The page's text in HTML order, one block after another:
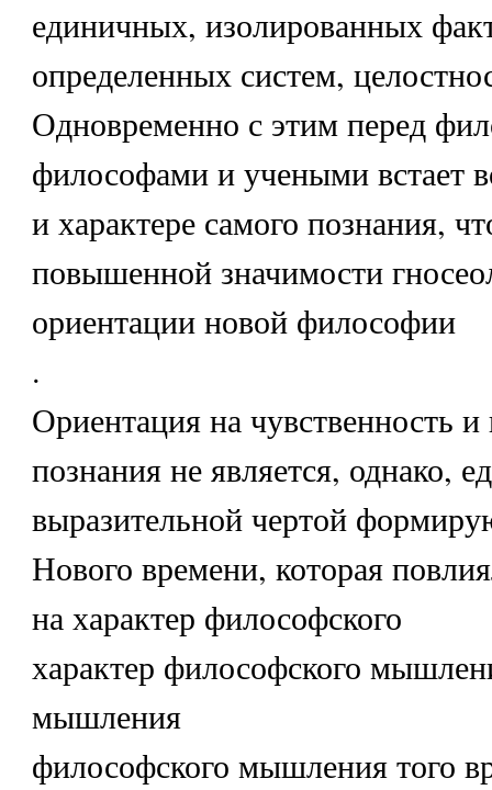
единичных, изолированных
определенных систем,
Одновременно с этим перед
философами и учеными встает
и характере самого познания,
повышенной значимости
ориентации новой философии
.
Ориентация на чувственность и
познания не является, однако,
выразительной чертой
Нового времени, которая
на характер философского
характер философского
мышления
философского мышления того